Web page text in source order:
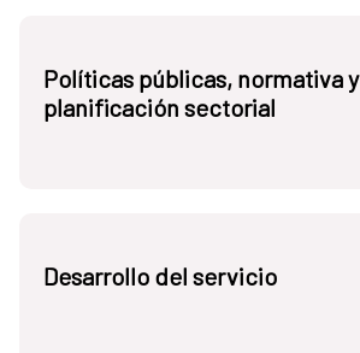
Políticas públicas, normativa y
planificación sectorial
Desarrollo del servicio